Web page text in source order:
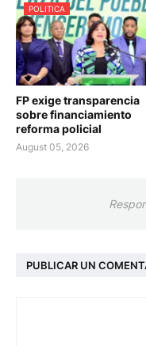
POLITICA
FP exige transparencia
sobre financiamiento
reforma policial
August 05, 2026
PUBLICAR UN